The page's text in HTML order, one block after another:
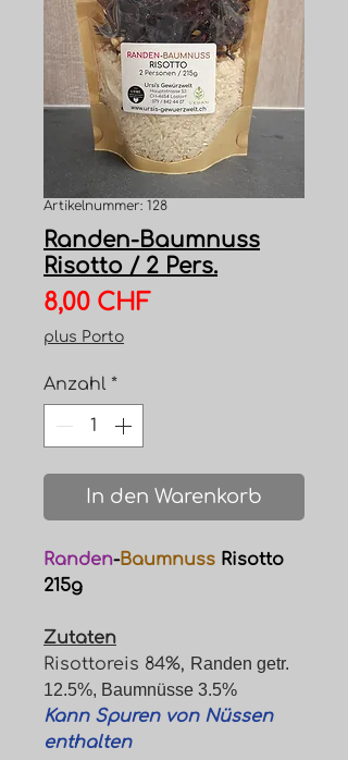
Artikelnummer: 128
Randen-Baumnuss
Risotto / 2 Pers.
8,00 CHFPreis
plus Porto
Anzahl *
In den Warenkorb
Randen-Baumnuss Risotto
215g
Zutaten
Risottoreis 84%, Randen getr.
12.5%, Baumnüsse 3.5%
Kann Spuren von Nüssen
enthalten